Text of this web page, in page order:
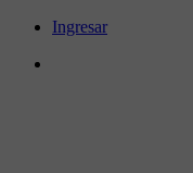
Ingresar